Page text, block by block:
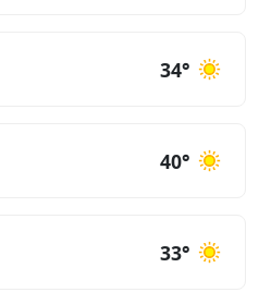
34°
40°
33°